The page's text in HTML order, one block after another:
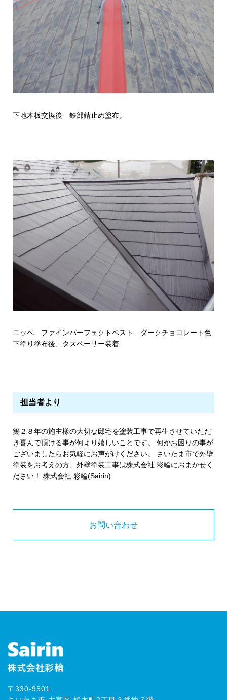
下地木板交換後 鉄部錆止め塗布。
ニッペ ファインパーフェクトベスト ダークチョコレート色
下塗り塗布後、タスペーサー装着
担当者より
築２８年の施主樣の大切な邸宅を塗装工事で再生させていただ
き喜んで頂ける事が何より嬉しいことです。 何かお困りの事が
ございましたらお気軽にお声がけください。 さいたま市で外壁
塗装をお考えの方、外壁塗装工事は株式会社 彩輪におまかせく
ださい！ 株式会社 彩輪(Sairin)
お問い合わせ
〒330-9501